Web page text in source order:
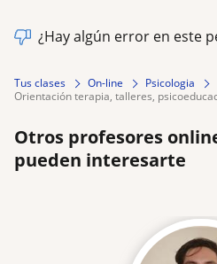
¿Hay algún error en este
Tus clases On-line
Psicologia
orientación terapia, talleres,
Otros profesores
pueden interesarte